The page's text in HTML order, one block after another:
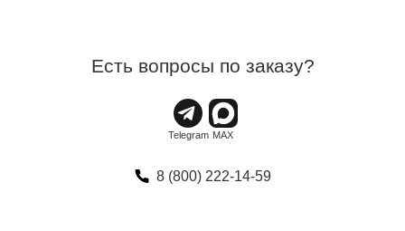
Есть вопросы по заказу?
8 (800) 222-14-59